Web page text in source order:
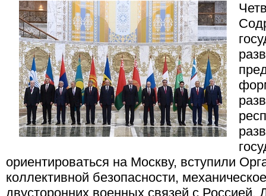
ориентироваться на Москву, вступили
коллективной безопасности,
двусторонних военных связей с